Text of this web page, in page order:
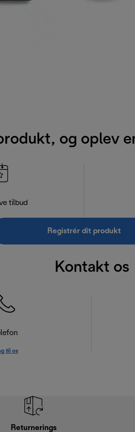
og oplev
tilbud
Registrér dit produkt
Kontakt os
til os
Returnerings